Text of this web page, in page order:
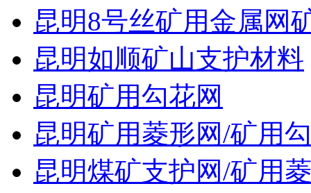
昆明8号丝矿用金属网
昆明如顺矿山支护材料
昆明矿用勾花网
昆明矿用菱形网/矿用
昆明煤矿支护网/矿用